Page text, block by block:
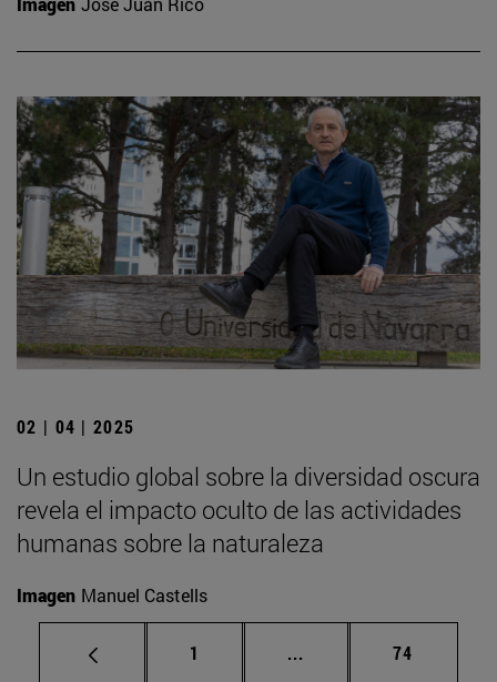
02 | 04 | 2025
Un estudio global sobre la diversidad oscura
revela el impacto oculto de las actividades
humanas sobre la naturaleza
Imagen Manuel Castells
Página
1 ... Páginas intermedias
Página
74